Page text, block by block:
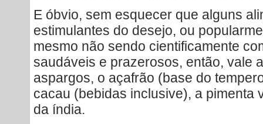
E óbvio, sem esquecer que alguns
estimulantes do desejo, ou
mesmo não sendo cientificamente
saudáveis e prazerosos, então, vale
aspargos, o açafrão (base do
cacau (bebidas inclusive), a pimenta
da índia.